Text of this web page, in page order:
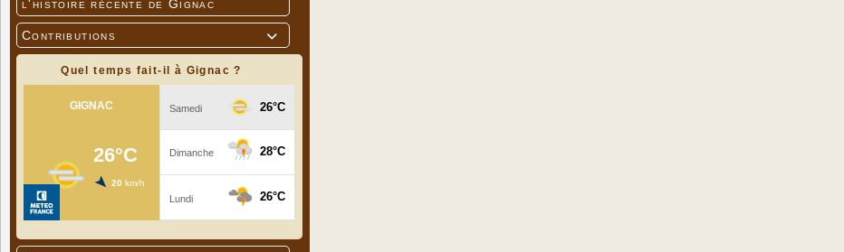
l'histoire récente de Gignac

Contributions
Quel temps fait-il à Gignac ?